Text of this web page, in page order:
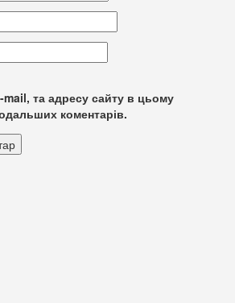
mail, та адресу сайту в цьому
коментарів.